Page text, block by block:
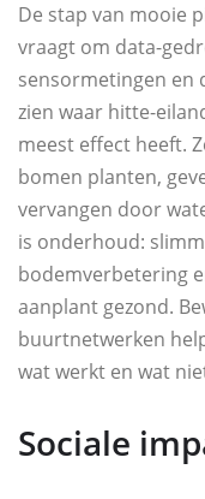
De stap van mooie
vraagt om data-
sensormetingen en
zien waar hitte-
meest effect heeft.
bomen planten,
vervangen door
is onderhoud:
bodemverbetering
aanplant gezond.
buurtnetwerken
wat werkt en wat
Sociale